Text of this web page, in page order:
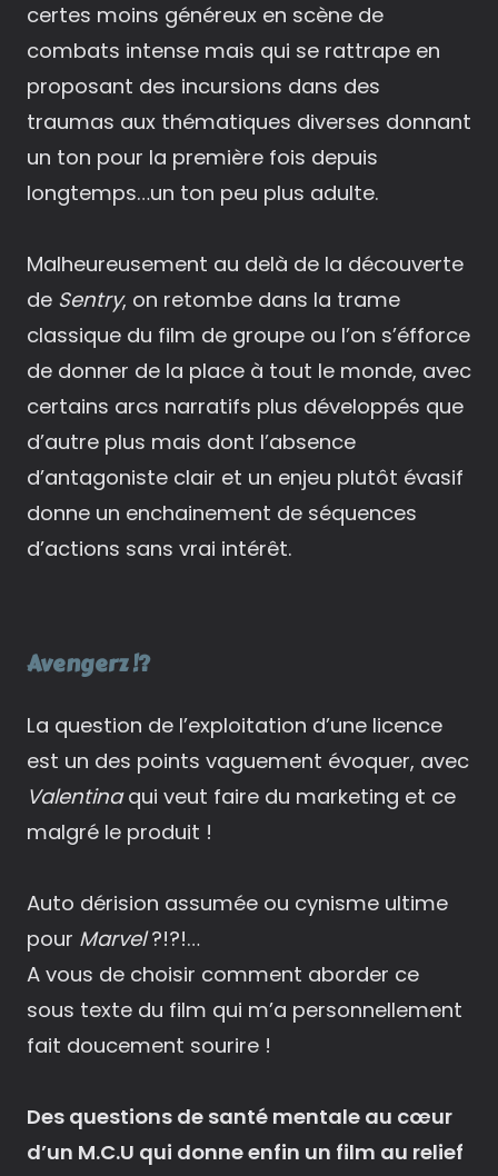
certes moins généreux en scène de
combats intense mais qui se rattrape en
proposant des incursions dans des
traumas aux thématiques diverses donnant
un ton pour la première fois depuis
longtemps…un ton peu plus adulte.
Malheureusement au delà de la découverte
de Sentry, on retombe dans la trame
classique du film de groupe ou l’on s’éfforce
de donner de la place à tout le monde, avec
certains arcs narratifs plus développés que
d’autre plus mais dont l’absence
d’antagoniste clair et un enjeu plutôt évasif
donne un enchainement de séquences
d’actions sans vrai intérêt.
Avengerz !?
La question de l’exploitation d’une licence
est un des points vaguement évoquer, avec
Valentinaqui veut faire du marketing et ce
malgré le produit !
Auto dérision assumée ou cynisme ultime
pour Marvel?!?!…
A vous de choisir comment aborder ce
sous texte du film qui m’a personnellement
fait doucement sourire !
Des questions de santé mentale au cœur
d’un M.C.U qui donne enfin un film au relief